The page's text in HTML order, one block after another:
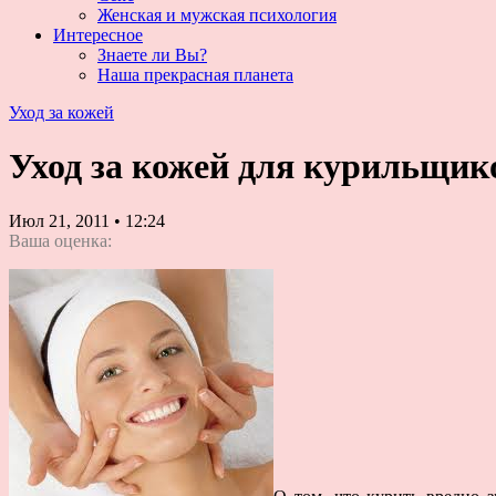
Женская и мужская психология
Интересное
Знаете ли Вы?
Наша прекрасная планета
Уход за кожей
Уход за кожей для
Июл 21, 2011 • 12:24
Ваша оценка: